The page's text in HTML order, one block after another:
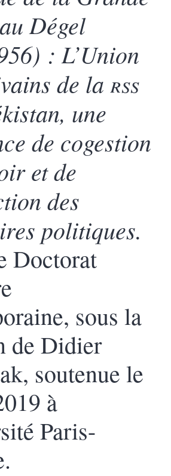
Dégel
: L’Union
de la rss
une
de cogestion
et de
des
politiques.
Doctorat
sous la
de Didier
soutenue le
à
Paris-